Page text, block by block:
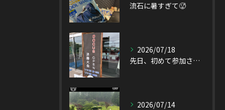
流石に暑すぎて🥵
2026/07/18
先日、初めて参加させて頂いたDOCUS OPEN Tourn...
2026/07/14